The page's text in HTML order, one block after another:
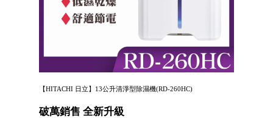
【HITACHI 日立】13公升清淨型除濕機(RD-260HC)
破萬銷售 全新升級